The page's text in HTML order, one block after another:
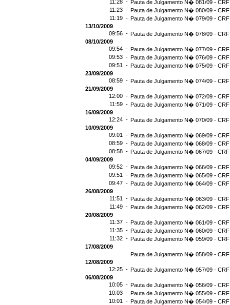
11:28 - Pauta de Julgamento N� 081/09 -
11:23 - Pauta de Julgamento N� 080/09 -
11:19 - Pauta de Julgamento N� 079/09 -
13/10/2009
09:56 - Pauta de Julgamento N� 078/09 -
08/10/2009
09:54 - Pauta de Julgamento N� 077/09 -
09:53 - Pauta de Julgamento N� 076/09 -
09:51 - Pauta de Julgamento N� 075/09 -
23/09/2009
08:59 - Pauta de Julgamento N� 074/09 -
21/09/2009
12:00 - Pauta de Julgamento N� 072/09 -
11:59 - Pauta de Julgamento N� 071/09 -
16/09/2009
12:24 - Pauta de Julgamento N� 070/09 -
10/09/2009
09:01 - Pauta de Julgamento N� 069/09 -
08:59 - Pauta de Julgamento N� 068/09 -
08:58 - Pauta de Julgamento N� 067/09 -
04/09/2009
09:52 - Pauta de Julgamento N� 066/09 - CRF
09:51 - Pauta de Julgamento N� 065/09 -
09:47 - Pauta de Julgamento N� 064/09 -
26/08/2009
11:51 - Pauta de Julgamento N� 063/09 -
11:49 - Pauta de Julgamento N� 062/09 -
20/08/2009
11:37 - Pauta de Julgamento N� 061/09 -
11:35 - Pauta de Julgamento N� 060/09 -
11:32 - Pauta de Julgamento N� 059/09 -
17/08/2009
Pauta de Julgamento N� 058/09 -
12/08/2009
12:25 - Pauta de Julgamento N� 057/09 -
06/08/2009
10:05 - Pauta de Julgamento N� 056/09 -
10:03 - Pauta de Julgamento N� 055/09 -
10:01 - Pauta de Julgamento N� 054/09 -